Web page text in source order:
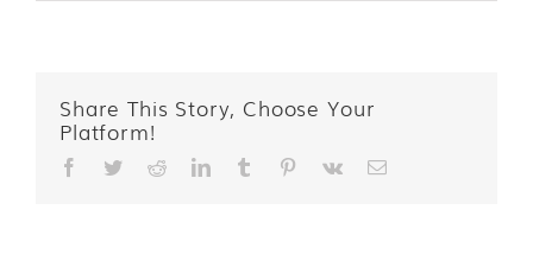
Share This Story, Choose Your
Platform!
Facebook
TwitterRedditLinkedIn
TumblrPinterest
Vk
E-